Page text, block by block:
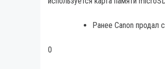
Ранее Canon
0